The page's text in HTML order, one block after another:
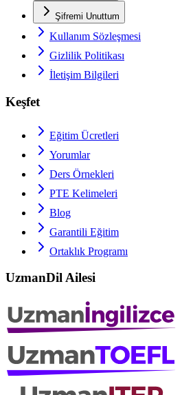
Şifremi Unuttum
Kullanım Sözleşmesi
Gizlilik Politikası
İletişim Bilgileri
Keşfet
Eğitim Ücretleri
Yorumlar
Ders Örnekleri
PTE Kelimeleri
Blog
Garantili Eğitim
Ortaklık Programı
UzmanDil Ailesi